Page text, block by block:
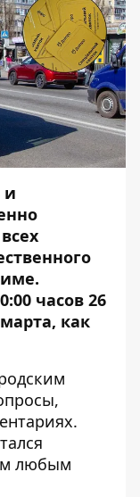
и
часов 26
как
любым